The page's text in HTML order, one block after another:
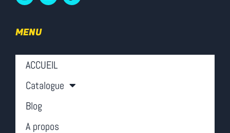
MENU
ACCUEIL
Catalogue
Blog
A propos